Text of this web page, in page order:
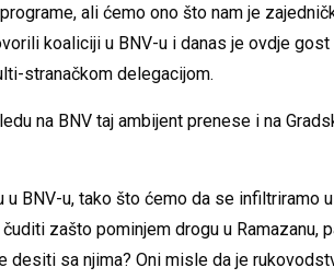
ali ćemo ono što nam je
koaliciji u BNV-u i danas je ovdje
stranačkom delegacijom.
na BNV taj ambijent prenese i na
BNV-u, tako što ćemo da se infiltriramo
zašto pominjem drogu u Ramazanu,
desiti sa njima? Oni misle da je